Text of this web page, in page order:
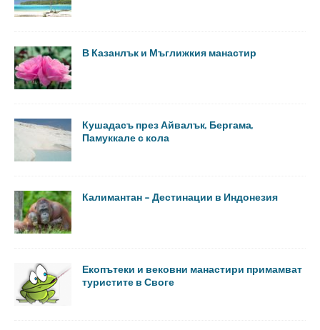
В Казанлък и Мъглижкия манастир
Кушадасъ през Айвалък, Бергама,
Памуккале с кола
Калимантан – Дестинации в Индонезия
Екопътеки и вековни манастири примамват
туристите в Своге